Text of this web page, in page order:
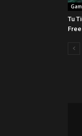
Tu